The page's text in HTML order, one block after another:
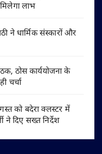
लाभ
ने धार्मिक संस्कारों और
ठोस कार्ययोजना के
चर्चा
को बदेरा क्लस्टर में
ने दिए सख्त निर्देश